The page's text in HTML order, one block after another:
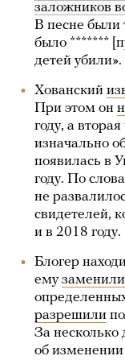
заложников
В песне были
было *******
детей убили».
Хованский
При этом он
году, а
изначально
появилась в
году. По
не
свидетелей,
и в 2018 году.
Блогер
емузаменили
разрешили
За несколько
об